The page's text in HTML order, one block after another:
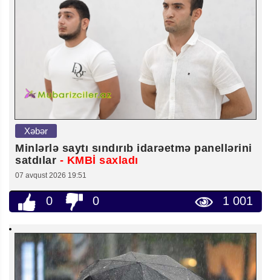
Xəbər
Minlərlə saytı sındırıb idarəetmə panellərini
satdılar - KMBİ saxladı
07 avqust 2026 19:51
0 0 1 001